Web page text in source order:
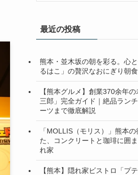
最近の投稿
熊本・並木坂の朝を彩る。心
るはこ」の贅沢なおにぎり朝食
【熊本グルメ】創業370余年
三郎」完全ガイド｜絶品ラン
ーツまで徹底解説
「MOLLIS（モリス）」熊本
た、コンクリートと珈琲に囲
れ家
【熊本】隠れ家ビストロ「プ